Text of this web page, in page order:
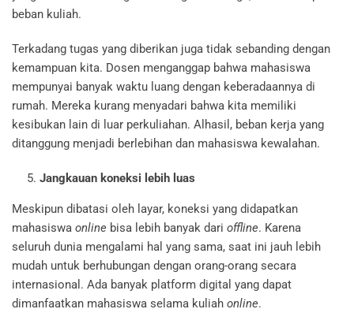
beban kuliah.
Terkadang tugas yang diberikan juga tidak sebanding dengan
kemampuan kita. Dosen menganggap bahwa mahasiswa
mempunyai banyak waktu luang dengan keberadaannya di
rumah. Mereka kurang menyadari bahwa kita memiliki
kesibukan lain di luar perkuliahan. Alhasil, beban kerja yang
ditanggung menjadi berlebihan dan mahasiswa kewalahan.
Jangkauan koneksi lebih luas
Meskipun dibatasi oleh layar, koneksi yang didapatkan
mahasiswa online bisa lebih banyak dari offline. Karena
seluruh dunia mengalami hal yang sama, saat ini jauh lebih
mudah untuk berhubungan dengan orang-orang secara
internasional. Ada banyak platform digital yang dapat
dimanfaatkan mahasiswa selama kuliah online.